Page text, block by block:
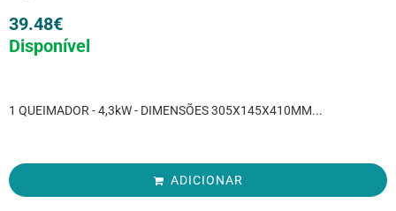
39.48€
Disponível
1 QUEIMADOR - 4,3kW - DIMENSÕES 305X145X410MM...
ADICIONAR